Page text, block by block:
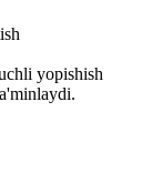
yopishish